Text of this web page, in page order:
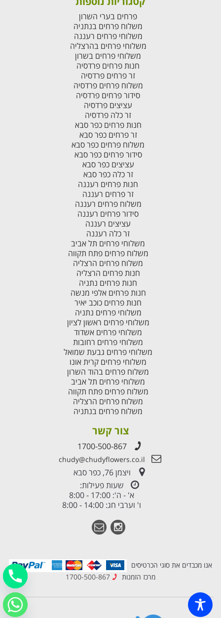
פרחים בערי השרון
משלוח פרחים בנתניה
משלוחי פרחים רעננה
משלוחי פרחים בהרצליה
משלוחי פרחים בשרון
חנות פרחים פרדסיה
זר פרחים פרדסיה
משלוח פרחים פרדסיה
סידור פרחים פרדסיה
עציצים פרדסיה
זר כלה פרדסיה
חנות פרחים כפר סבא
זר פרחים כפר סבא
משלוח פרחים כפר סבא
סידור פרחים כפר סבא
עציצים כפר סבא
זר כלה כפר סבא
חנות פרחים רעננה
זר פרחים רעננה
משלוח פרחים רעננה
סידור פרחים רעננה
עציצים רעננה
זר כלה רעננה
משלוחי פרחים תל אביב
משלוח פרחים פתח תקווה
משלוח פרחים הרצליה
חנות פרחים הרצליה
חנות פרחים נתניה
חנות פרחים אלפי מנשה
חנות פרחים כוכב יאיר
משלוחי פרחים נתניה
משלוחי פרחים ראשון לציון
משלוחי פרחים אשדוד
משלוחי פרחים רחובות
משלוחי פרחים גבעת שמואל
משלוחי פרחים קרית אונו
משלוח פרחים בהוד השרון
משלוחי פרחים תל אביב
משלוח פרחים פתח תקווה
משלוח פרחים הרצליה
משלוח פרחים בנתניה
צור קשר
1700-500-867
chudy@chudyflowers.co.il
ויצמן 76, כפר סבא
שעות פעילות:
א' - ה': 17:00 - 8:00
ו' וערבי חג: 14:00 - 8:00
אנו מכבדים את סוגי הכרטיסים
מרכז הזמנות